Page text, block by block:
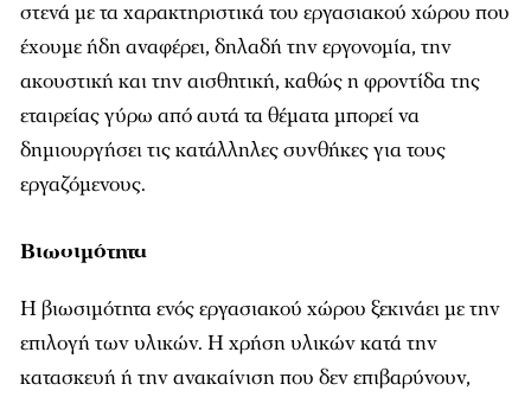
στενά µε τα χαρακτηριστικά του εργασιακού χώρου που
έχουµε ήδη αναφέρει, δηλαδή την εργονοµία, την
ακουστική και την αισθητική, καθώς η φροντίδα της
εταιρείας γύρω από αυτά τα θέµατα µπορεί να
δηµιουργήσει τις κατάλληλες συνθήκες για τους
εργαζόµενους.
Βιωσιμότητα
Η βιωσιµότητα ενός εργασιακού χώρου ξεκινάει µε την
επιλογή των υλικών. Η χρήση υλικών κατά την
κατασκευή ή την ανακαίνιση που δεν επιβαρύνουν,